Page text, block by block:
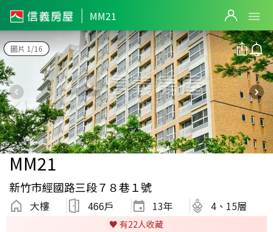
MM21
圖片 1/16
MM21
新竹市經國路三段７８巷１號
大樓 466戶 13年 4、15層
♥️ 有22人收藏